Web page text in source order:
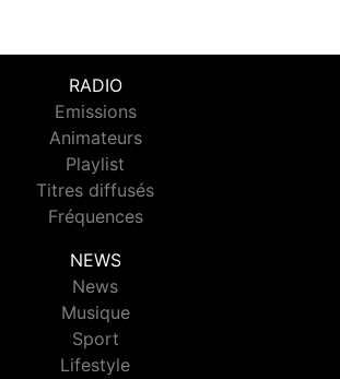
RADIO
Emissions
Animateurs
Playlist
Titres diffusés
Fréquences
NEWS
News
Musique
Sport
Lifestyle